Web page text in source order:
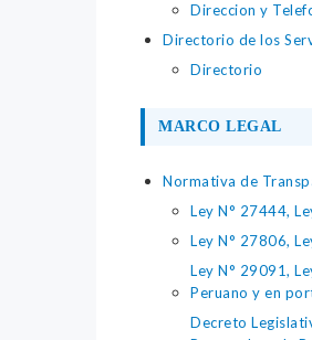
Direccion y
Directorio de los
Directorio
MARCO LEGAL
Normativa de
Ley N° 27444,
Ley N° 27806,
Ley N° 29091,
Peruano y en
Decreto